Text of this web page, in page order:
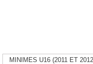
MINIMES U16 (2011 ET